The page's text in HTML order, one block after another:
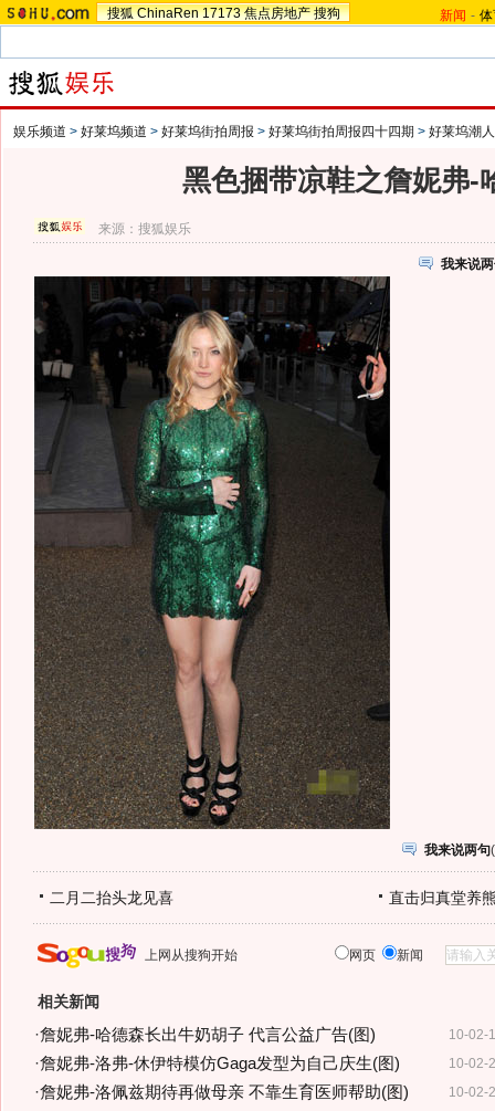
搜狐 ChinaRen 17173 焦点房地产 搜狗 新闻 -
娱乐频道 > 好莱坞频道 > 好莱坞街拍周报 > 好莱坞街拍周报四十四期 > 好莱坞潮
黑色捆带凉鞋之詹妮弗-
来源：搜狐娱乐
我来说
我来说两句(
二月二抬头龙见喜 直击归真堂养
上网从搜狗开始 网页 新闻
相关新闻
10-02-
·詹妮弗-哈德森长出牛奶胡子 代言公益广告(图)
10-02-
·詹妮弗-洛弗-休伊特模仿Gaga发型为自己庆生(图)
10-02-
·詹妮弗-洛佩兹期待再做母亲 不靠生育医师帮助(图)